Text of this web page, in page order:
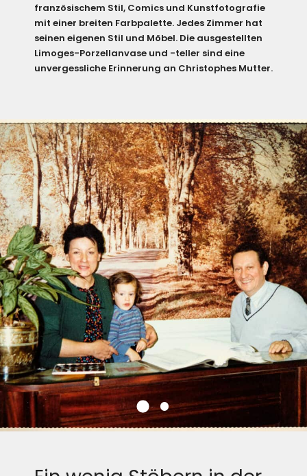
französischem Stil, Comics und Kunstfotografie
mit einer breiten Farbpalette. Jedes Zimmer hat
seinen eigenen Stil und Möbel. Die ausgestellten
Limoges-Porzellanvase und -teller sind eine
unvergessliche Erinnerung an Christophes Mutter.